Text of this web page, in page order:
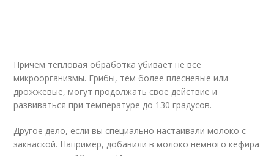
Причем тепловая обработка убивает не все
микроорганизмы. Грибы, тем более плесневые или
дрожжевые, могут продолжать свое действие и
развиваться при температуре до 130 градусов.
Другое дело, если вы специально настаивали молоко с
закваской. Например, добавили в молоко немного кефира